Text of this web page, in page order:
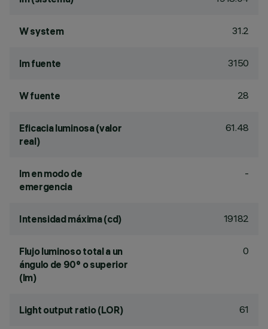
W system 31.2
lm fuente 3150
W fuente 28
Eficacia luminosa (valor
real)
61.48
lm en modo de
emergencia
-
Intensidad máxima (cd) 19182
Flujo luminoso total a un
ángulo de 90° o superior
(lm)
0
Light output ratio (LOR) 61